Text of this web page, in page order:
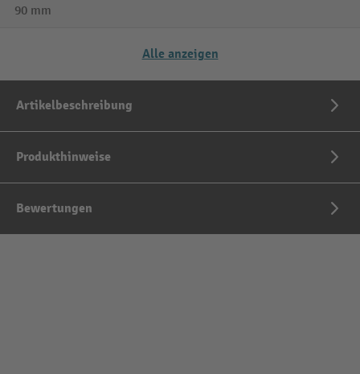
90 mm
Alle anzeigen
Artikelbeschreibung
Produkthinweise
Bewertungen